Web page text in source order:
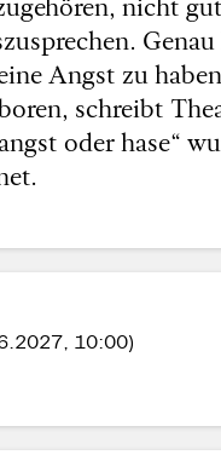
Angst zu
schreibt
oder hase“
10:00)